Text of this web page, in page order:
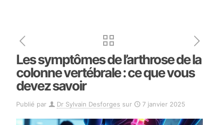
Les symptômes de l’arthrose de la
colonne vertébrale : ce que vous
devez savoir
Publié par Dr Sylvain Desforges sur 7 janvier 2025